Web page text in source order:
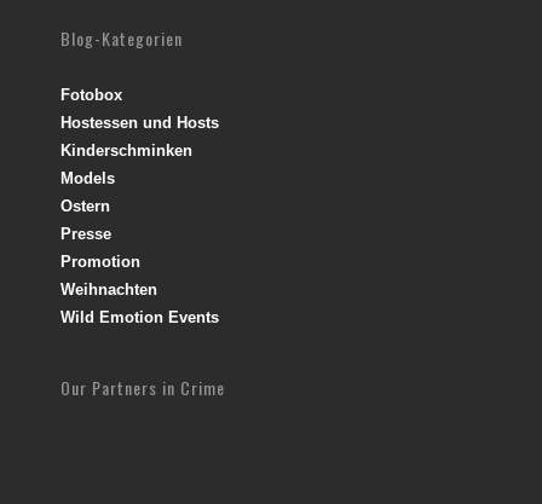
Blog-Kategorien
Fotobox
Hostessen und Hosts
Kinderschminken
Models
Ostern
Presse
Promotion
Weihnachten
Wild Emotion Events
Our Partners in Crime